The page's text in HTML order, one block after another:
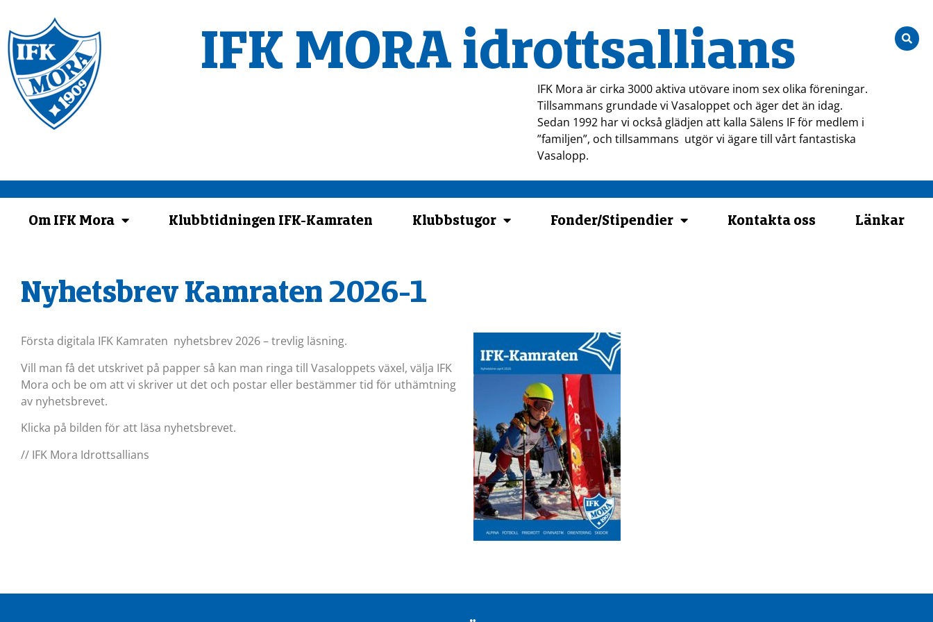
IFK MORA idrottsallians
IFK Mora är cirka 3000 aktiva utövare inom sex olika föreningar.
Tillsammans grundade vi Vasaloppet och äger det än idag.
Sedan 1992 har vi också glädjen att kalla Sälens IF för medlem i
”familjen”, och tillsammans utgör vi ägare till vårt fantastiska
Vasalopp.
Om IFK Mora Klubbtidningen IFK-Kamraten Klubbstugor Fonder/Stipendier Kontakta oss Länkar
Nyhetsbrev Kamraten 2026-1
Första digitala IFK Kamraten nyhetsbrev 2026 – trevlig läsning.
Vill man få det utskrivet på papper så kan man ringa till Vasaloppets växel, välja IFK
Mora och be om att vi skriver ut det och postar eller bestämmer tid för uthämtning
av nyhetsbrevet.
Klicka på bilden för att läsa nyhetsbrevet.
// IFK Mora Idrottsallians